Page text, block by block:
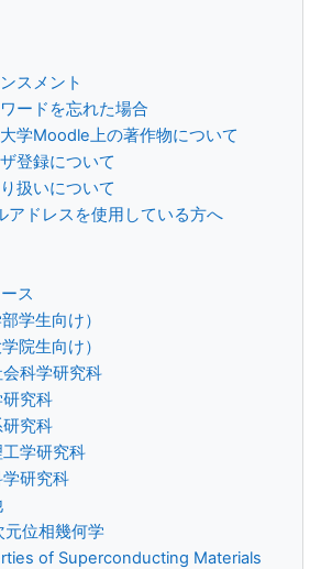
スメント
ードを忘れた場合
大学Moodle上の著作物について
登録について
扱いについて
アドレスを使用している方へ
ス
学生向け）
院生向け）
会科学研究科
究科
究科
学研究科
学研究科
元位相幾何学
of Superconducting Materials